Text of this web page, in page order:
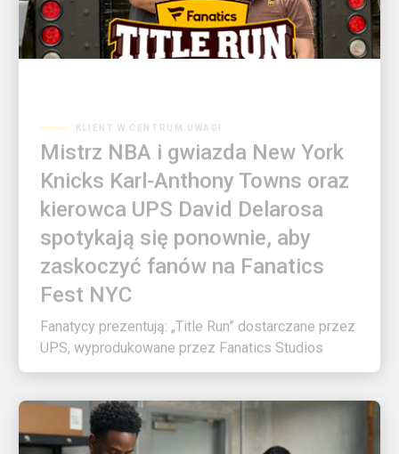
Mistrz NBA i gwiazda New York
Knicks Karl-Anthony Towns oraz
kierowca UPS David Delarosa
spotykają się ponownie, aby
zaskoczyć fanów na Fanatics
Fest NYC
Fanatycy prezentują: „Title Run” dostarczane przez
UPS, wyprodukowane przez Fanatics Studios